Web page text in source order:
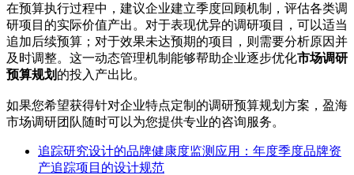
在预算执行过程中，建议企业建立季度回顾机制，评估各类调
研项目的实际价值产出。对于表现优异的调研项目，可以适当
追加后续预算；对于效果未达预期的项目，则需要分析原因并
及时调整。这一动态管理机制能够帮助企业逐步优化市场调研
预算规划 的投入产出比。
如果您希望获得针对企业特点定制的调研预算规划方案，盈海
市场调研团队随时可以为您提供专业的咨询服务。
追踪研究设计的品牌健康度监测应用：年度季度品牌资
产追踪项目的设计规范